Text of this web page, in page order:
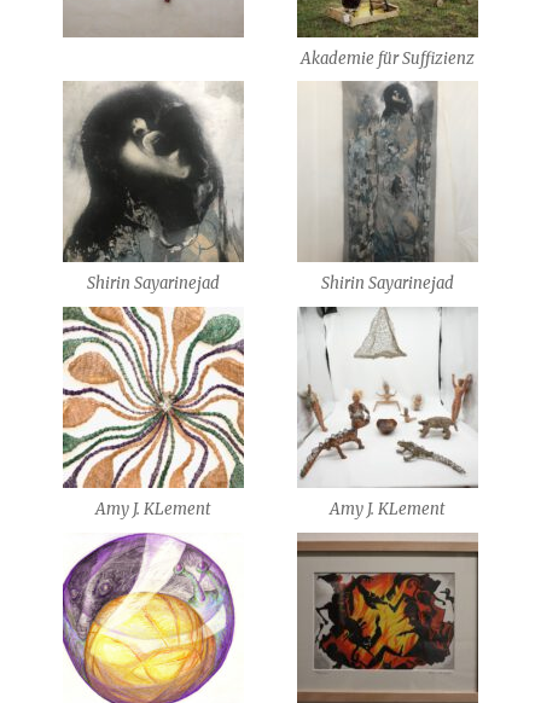
Akademie für Suffizienz
Shirin Sayarinejad Shirin Sayarinejad
Amy J. KLement Amy J. KLement